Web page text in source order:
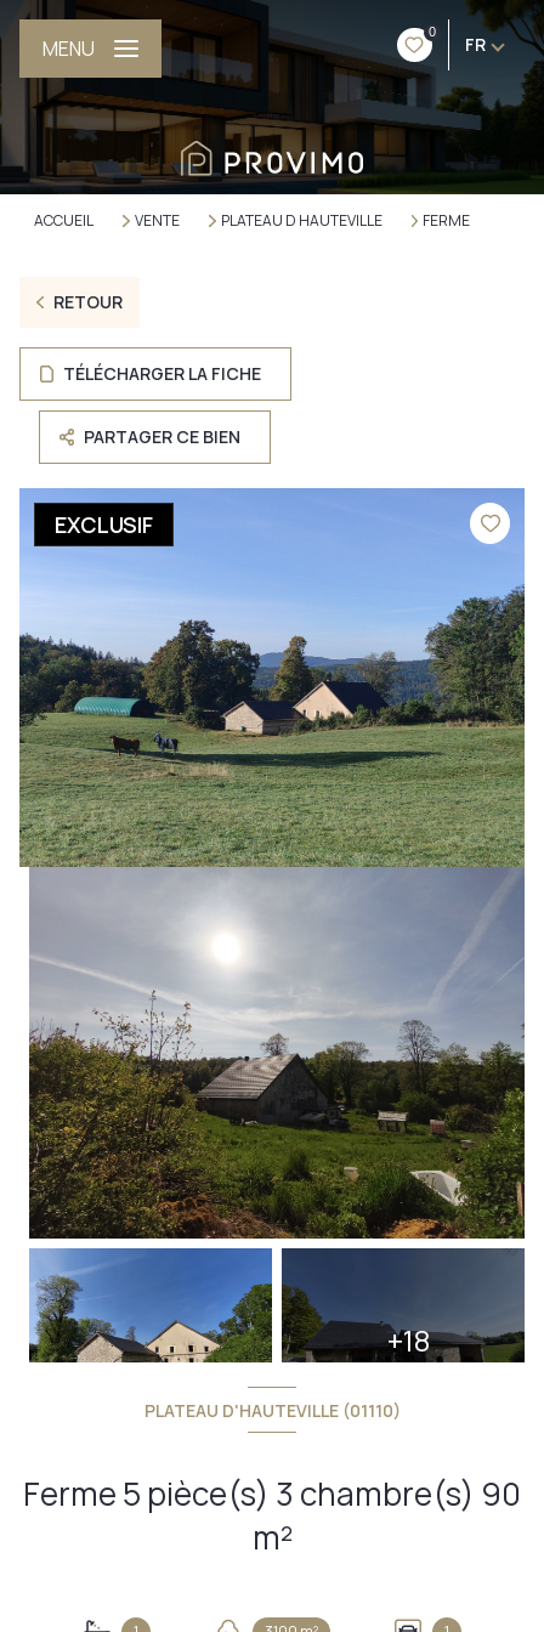
0
FR
MENU
ACCUEIL VENTE PLATEAU D HAUTEVILLE FERME
RETOUR
TÉLÉCHARGER LA FICHE
PARTAGER CE BIEN
EXCLUSIF
+18
PLATEAU D'HAUTEVILLE (01110)
Ferme 5 pièce(s) 3 chambre(s) 90
m²